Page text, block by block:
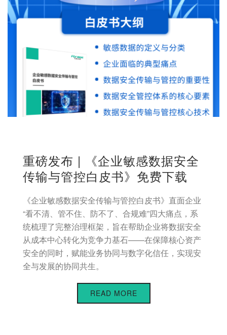
重磅发布 | 《企业敏感数据安全
传输与管控白皮书》免费下载
《企业敏感数据安全传输与管控白皮书》直面企业
“看不清、管不住、防不了、合规难”四大痛点，系
统梳理了完整治理框架，旨在帮助企业将数据安全
从成本中心转化为竞争力基石——在保障核心资产
安全的同时，赋能业务协同与数字化信任，实现安
全与发展的协同共生。
READ MORE